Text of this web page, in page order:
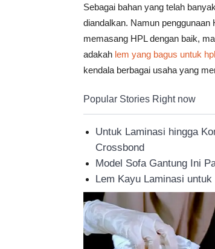
Sebagai bahan yang telah
diandalkan. Namun penggunaan
memasang HPL dengan baik,
adakah lem yang bagus untuk hpl
kendala berbagai usaha yang
Popular Stories Right now
Untuk Laminasi hingga
Crossbond
Model Sofa Gantung Ini
Lem Kayu Laminasi